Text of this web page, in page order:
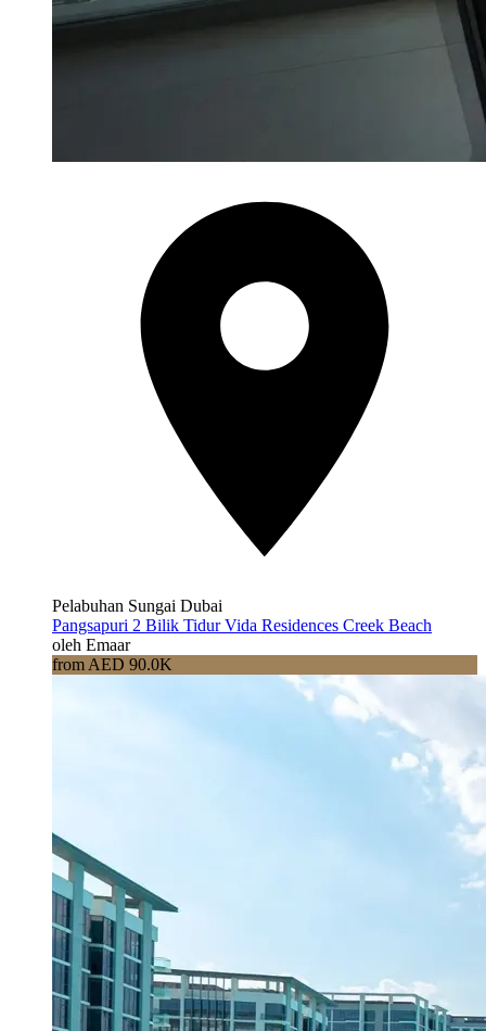
Pelabuhan Sungai Dubai
Pangsapuri 2 Bilik Tidur Vida Residences Creek Beach
oleh Emaar
from AED 90.0K